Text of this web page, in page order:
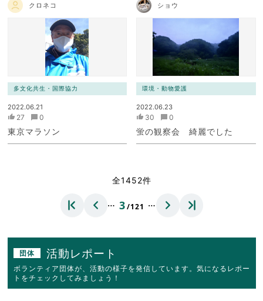
クロネコ
多文化共生・国際協力
2022.06.21
27 0
東京マラソン
ショウ
環境・動物愛護
2022.06.23
30 0
蛍の観察会 綺麗でした
全1452件
… 3/121 …
団体 活動レポート
ボランティア団体が、活動の様子を発信しています。気になるレポー
トをチェックしてみましょう！